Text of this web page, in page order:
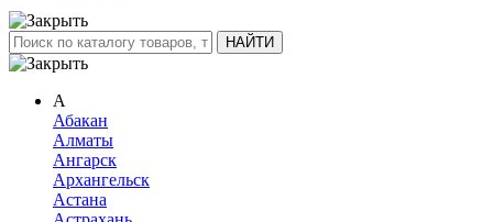
А
Абакан
Алматы
Ангарск
Архангельск
Астана